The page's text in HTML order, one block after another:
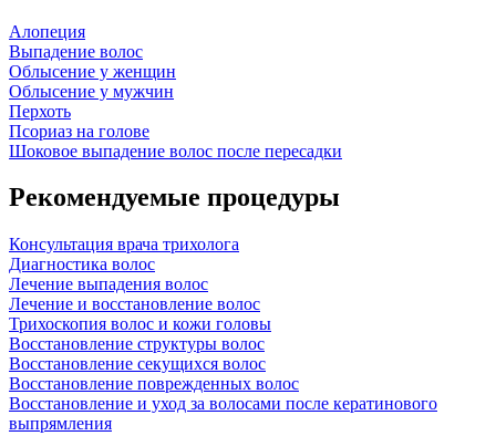
Алопеция
Выпадение волос
Облысение у женщин
Облысение у мужчин
Перхоть
Псориаз на голове
Шоковое выпадение волос после пересадки
Рекомендуемые процедуры
Консультация врача трихолога
Диагностика волос
Лечение выпадения волос
Лечение и восстановление волос
Трихоскопия волос и кожи головы
Восстановление структуры волос
Восстановление секущихся волос
Восстановление поврежденных волос
Восстановление и уход за волосами после кератинового
выпрямления